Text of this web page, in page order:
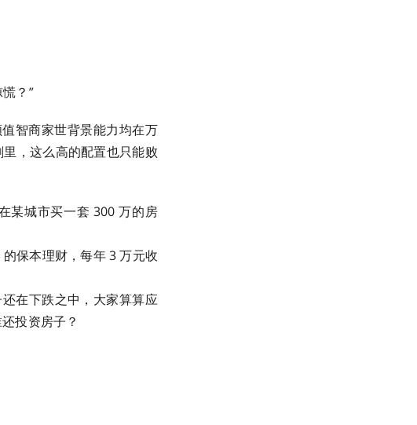
？”
智商家世背景能力均在万
，这么高的配置也只能败
某城市买一套 300 万的房
保本理财，每年 3 万元收
在下跌之中，大家算算应
投资房子？